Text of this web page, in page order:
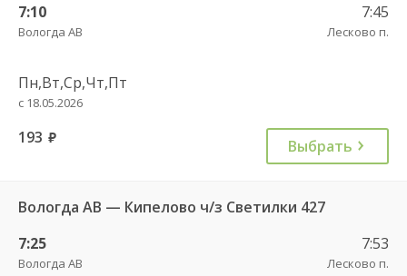
7:10
Вологда АВ
7:45
Лесково п.
Пн,Вт,Ср,Чт,Пт
с 18.05.2026
193 руб. Выбрать
Вологда АВ — Кипелово ч/з Светилки 427
7:25
Вологда АВ
7:53
Лесково п.